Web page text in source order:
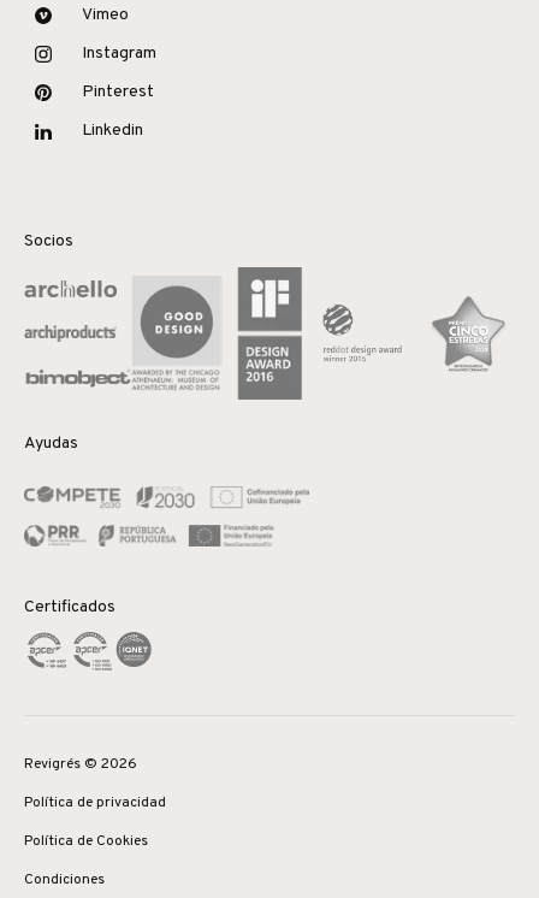
Vimeo
Instagram
Pinterest
Linkedin
Socios
Ayudas
Certificados
Revigrés © 2026
Política de privacidad
Política de Cookies
Condiciones